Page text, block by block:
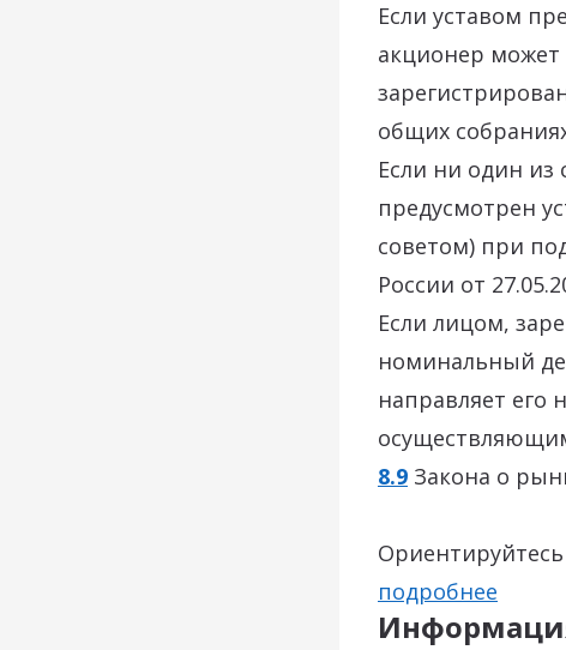
Если уставом
акционер может
общих
Если ни один из
предусмотрен
советом) при
России от
Если лицом,
номинальный
направляет его
8.9 Закона о
подробнее